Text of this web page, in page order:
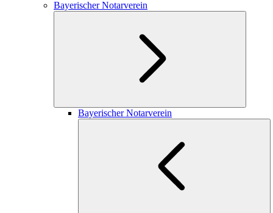
Bayerischer Notarverein
Bayerischer Notarverein